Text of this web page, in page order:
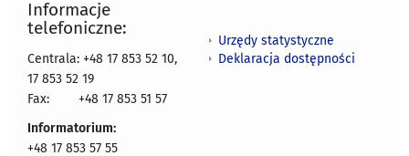
Informacje
telefoniczne:
Centrala: +48 17 853 52 10,
17 853 52 19
Fax:
+48 17 853 51 57
Informatorium:
+48 17 853 57 55
Urzędy statystyczne
Deklaracja dostępności